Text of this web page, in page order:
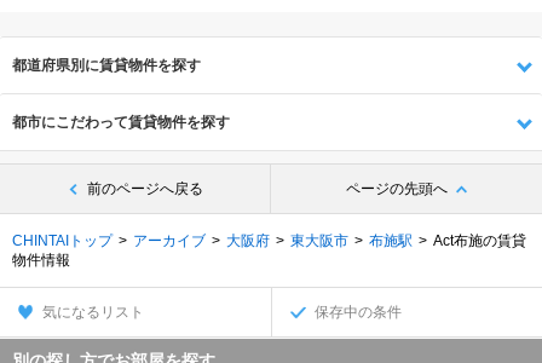
都道府県別に賃貸物件を探す
都市にこだわって賃貸物件を探す
前のページへ戻る ページの先頭へ
CHINTAIトップ アーカイブ 大阪府 東大阪市 布施駅
Act布施の賃貸
物件情報
気になるリスト 保存中の条件